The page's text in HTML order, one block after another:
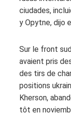
ciudades,
y Opytne, dijo
Sur le front
avaient pris
des tirs de
positions
Kherson,
tôt en